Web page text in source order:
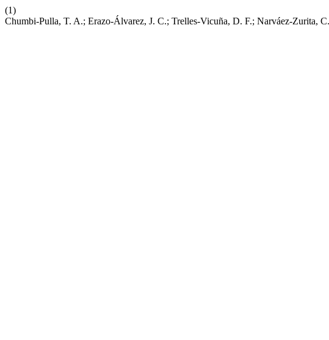
(1)
Chumbi-Pulla, T. A.; Erazo-Álvarez, J. C.; Trelles-Vicuña, D. F.; Narváez-Zurita,